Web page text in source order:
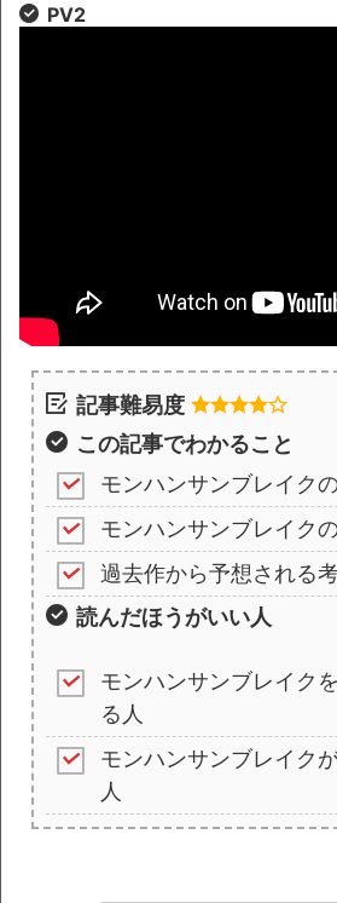
PV2
記事難易度
この記事でわかること
モンハンサンブレイク
モンハンサンブレイク
過去作から予想される
読んだほうがいい人
モンハンサンブレイク
る人
モンハンサンブレイク
人